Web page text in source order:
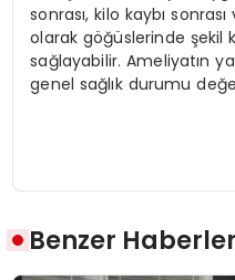
sonrası, kilo kaybı
olarak göğüslerinde şekil
sağlayabilir. Ameliyatın
genel sağlık durumu
Benzer Haberler